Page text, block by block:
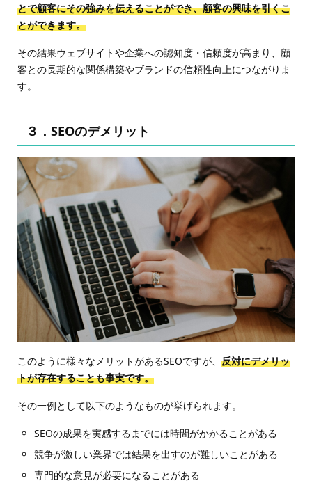
とで顧客にその強みを伝えることができ、顧客の興味を引くこ
とができます。
その結果ウェブサイトや企業への認知度・信頼度が高まり、顧
客との長期的な関係構築やブランドの信頼性向上につながりま
す。
３．SEOのデメリット
このように様々なメリットがあるSEOですが、 反対にデメリッ
トが存在することも事実です。
その一例として以下のようなものが挙げられます。
SEOの成果を実感するまでには時間がかかることがある
競争が激しい業界では結果を出すのが難しいことがある
専門的な意見が必要になることがある